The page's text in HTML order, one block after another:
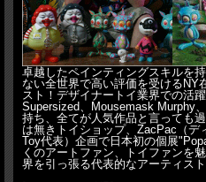
卓越したペインティングスキルを
ない全世界で高い評価を受けるNY
スト！デザイナートイ業界での活
Supersized、Mousemask Murphy、
持ち、全てが人気作品と言っても
は無きトイショップ、ZacPac（
Toy代表）企画で日本初の個展
くのアートファン、トイファンを
界を引っ張る代表的なアーティスト